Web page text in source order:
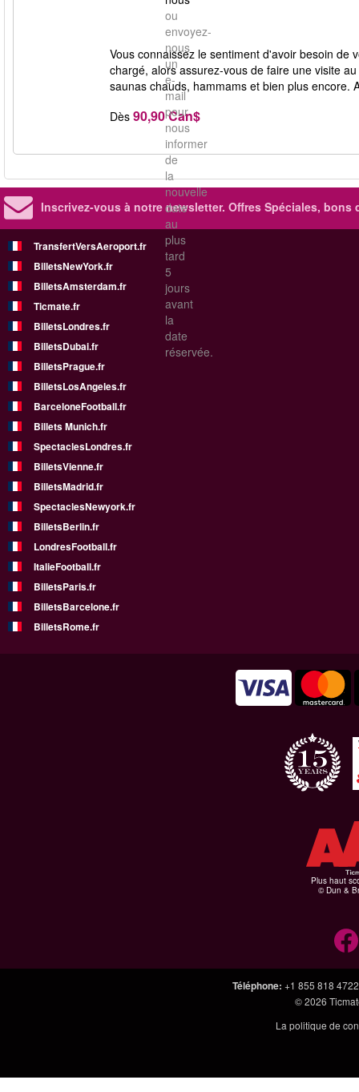
ou
envoyez-
nous
un
e-
mail
pour
nous
informer
de
la
nouvelle
date
au
plus
tard
5
jours
avant
la
date
réservée.
Vous connaissez le sentiment d'avoir besoin de
chargé, alors assurez-vous de faire une visite
saunas chauds, hammams et bien plus encore.
Dès 90,90 Can$
Inscrivez-vous à notre newsletter. Offres Spéciales, bons
TransfertVersAeroport.fr
BilletsNewYork.fr
BilletsAmsterdam.fr
Ticmate.fr
BilletsLondres.fr
BilletsDubai.fr
BilletsPrague.fr
BilletsLosAngeles.fr
BarceloneFootball.fr
Billets Munich.fr
SpectaclesLondres.fr
BilletsVienne.fr
BilletsMadrid.fr
SpectaclesNewyork.fr
BilletsBerlin.fr
LondresFootball.fr
ItalieFootball.fr
BilletsParis.fr
BilletsBarcelone.fr
BilletsRome.fr
Plus haut
© Dun &
Téléphone: +1 855 818 4722
© 2026
La politique de